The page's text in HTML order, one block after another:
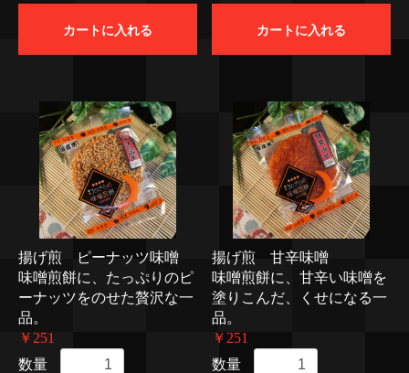
カートに入れる カートに入れる
揚げ煎 ピーナッツ味噌
味噌煎餅に、たっぷりのピ
ーナッツをのせた贅沢な一
品。
￥251
数量
揚げ煎 甘辛味噌
味噌煎餅に、甘辛い味噌を
塗りこんだ、くせになる一
品。
￥251
数量